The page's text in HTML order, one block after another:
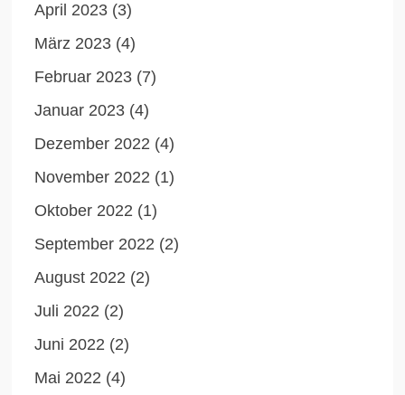
April 2023 (3)
März 2023 (4)
Februar 2023 (7)
Januar 2023 (4)
Dezember 2022 (4)
November 2022 (1)
Oktober 2022 (1)
September 2022 (2)
August 2022 (2)
Juli 2022 (2)
Juni 2022 (2)
Mai 2022 (4)